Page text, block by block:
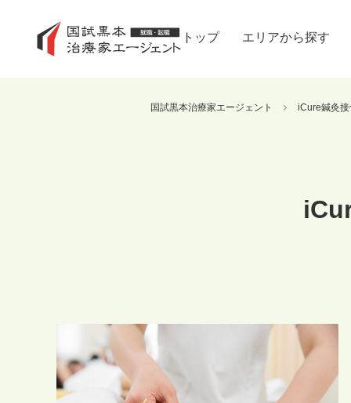
トップ エリアから探す
国試黒本治療家エージェント iCure鍼灸